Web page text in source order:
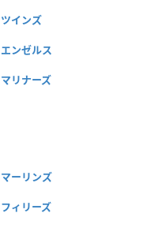
ツインズ
エンゼルス
マリナーズ
マーリンズ
フィリーズ